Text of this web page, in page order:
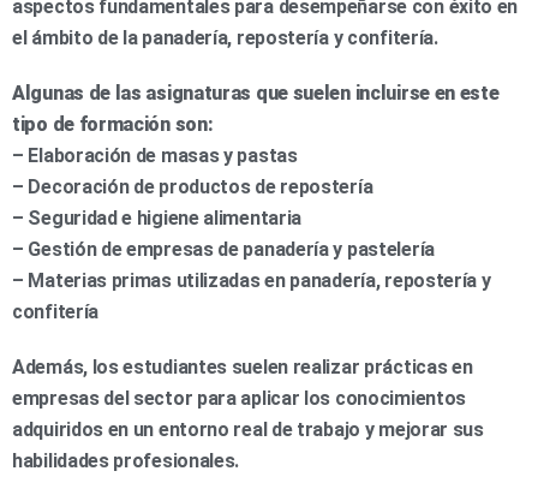
aspectos fundamentales para desempeñarse con éxito en
el ámbito de la panadería, repostería y confitería.
Algunas de las asignaturas que suelen incluirse en este
tipo de formación son:
– Elaboración de masas y pastas
– Decoración de productos de repostería
– Seguridad e higiene alimentaria
– Gestión de empresas de panadería y pastelería
– Materias primas utilizadas en panadería, repostería y
confitería
Además, los estudiantes suelen realizar prácticas en
empresas del sector para aplicar los conocimientos
adquiridos en un entorno real de trabajo y mejorar sus
habilidades profesionales.